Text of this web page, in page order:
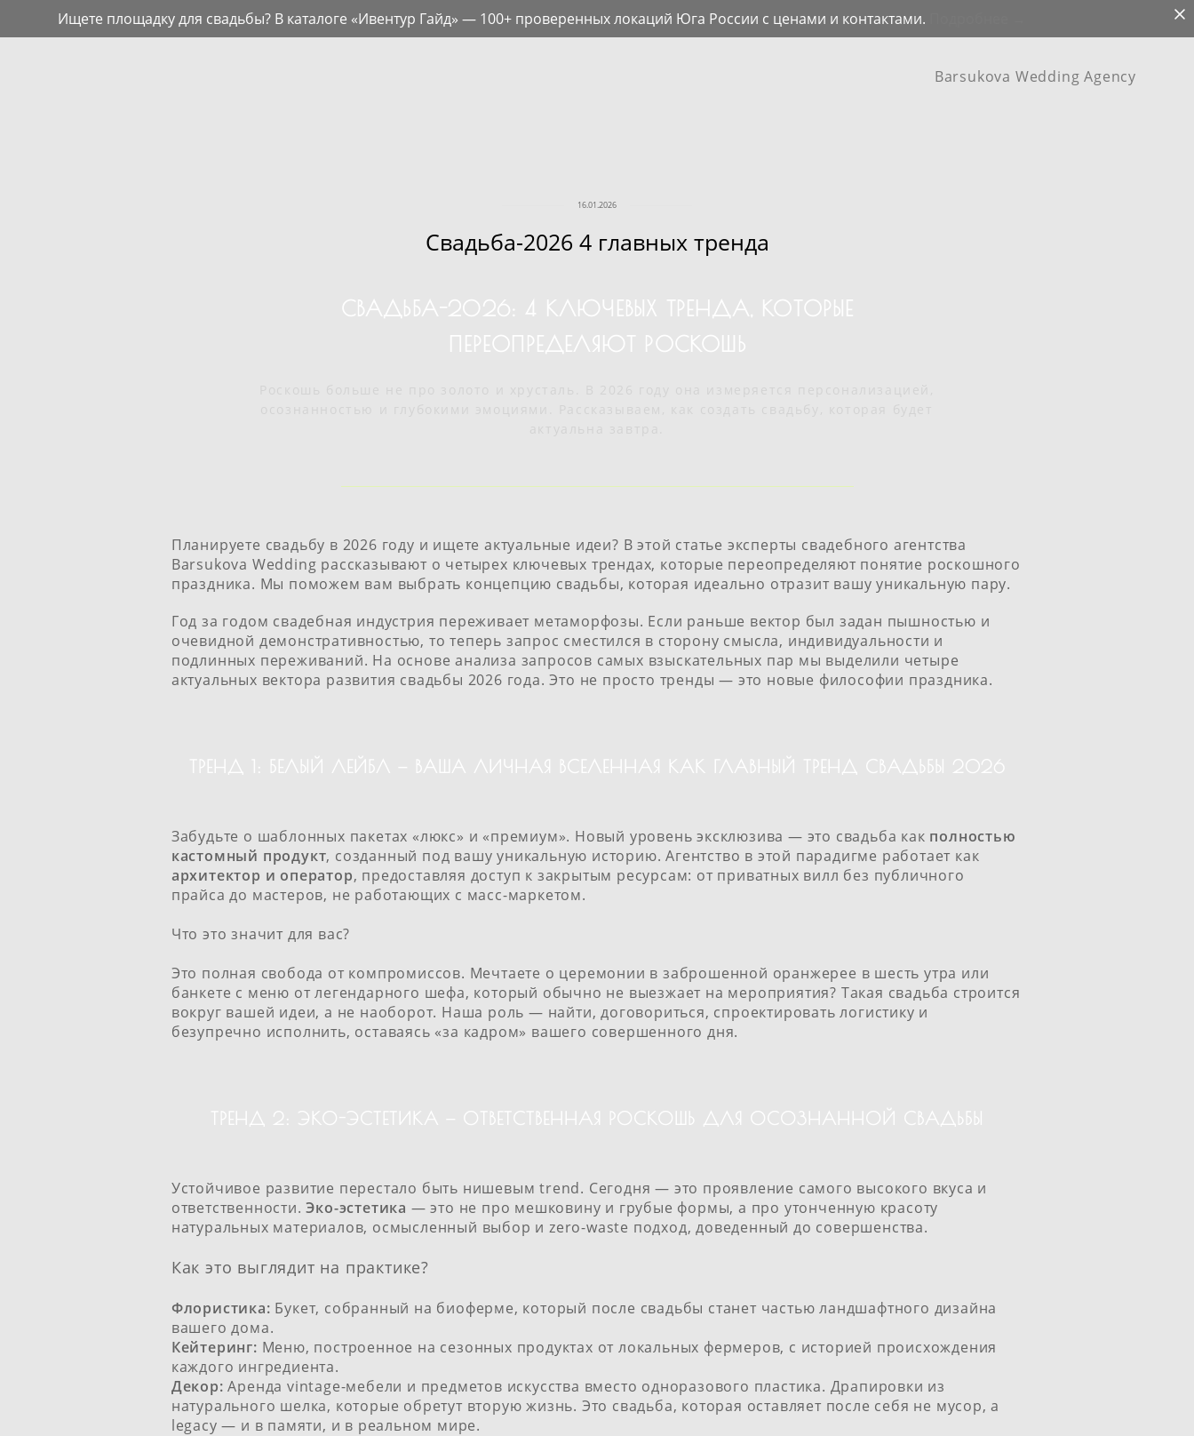
Ищете площадку для свадьбы? В каталоге «Ивентур Гайд» — 100+ проверенных локаций Юга России с ценами и контактами.
Barsukova Wedding Agency
Barsukova Wedding Agency
16.01.2026
Свадьба-2026 4 главных тренда
СВАДЬБА-2026: 4 КЛЮЧЕВЫХ ТРЕНДА, КОТОРЫЕ
ПЕРЕОПРЕДЕЛЯЮТ РОСКОШЬ
Планируете свадьбу в 2026 году и ищете актуальные идеи? В этой статье эксперты свадебного агентства
Barsukova Wedding рассказывают о четырех ключевых трендах, которые переопределяют понятие роскошного
праздника. Мы поможем вам выбрать концепцию свадьбы, которая идеально отразит вашу уникальную пару.
Год за годом свадебная индустрия переживает метаморфозы. Если раньше вектор был задан пышностью и
очевидной демонстративностью, то теперь запрос сместился в сторону смысла, индивидуальности и
подлинных переживаний. На основе анализа запросов самых взыскательных пар мы выделили четыре
актуальных вектора развития свадьбы 2026 года. Это не просто тренды — это новые философии праздника.
ТРЕНД 1: БЕЛЫЙ ЛЕЙБЛ — ВАША ЛИЧНАЯ ВСЕЛЕННАЯ КАК ГЛАВНЫЙ ТРЕНД СВАДЬБЫ 2026
Забудьте о шаблонных пакетах «люкс» и «премиум». Новый уровень эксклюзива — это свадьба как полностью
кастомный продукт, созданный под вашу уникальную историю. Агентство в этой парадигме работает как
архитектор и оператор, предоставляя доступ к закрытым ресурсам: от приватных вилл без публичного
прайса до мастеров, не работающих с масс-маркетом.
Что это значит для вас?
Это полная свобода от компромиссов. Мечтаете о церемонии в заброшенной оранжерее в шесть утра или
банкете с меню от легендарного шефа, который обычно не выезжает на мероприятия? Такая свадьба строится
вокруг вашей идеи, а не наоборот. Наша роль — найти, договориться, спроектировать логистику и
безупречно исполнить, оставаясь «за кадром» вашего совершенного дня.
ТРЕНД 2: ЭКО-ЭСТЕТИКА — ОТВЕТСТВЕННАЯ РОСКОШЬ ДЛЯ ОСОЗНАННОЙ СВАДЬБЫ
Устойчивое развитие перестало быть нишевым trend. Сегодня — это проявление самого высокого вкуса и
ответственности.Эко-эстетика — это не про мешковину и грубые формы, а про утонченную красоту
натуральных материалов, осмысленный выбор и zero-waste подход, доведенный до совершенства.
Как это выглядит на практике?
Флористика: Букет, собранный на биоферме, который после свадьбы станет частью ландшафтного дизайна
вашего дома.
Кейтеринг: Меню, построенное на сезонных продуктах от локальных фермеров, с историей происхождения
каждого ингредиента.
Декор: Аренда vintage-мебели и предметов искусства вместо одноразового пластика. Драпировки из
натурального шелка, которые обретут вторую жизнь. Это свадьба, которая оставляет после себя не мусор, а
legacy — и в памяти, и в реальном мире.